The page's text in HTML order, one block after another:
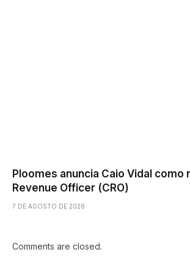
Ploomes anuncia Caio Vidal como
Revenue Officer (CRO)
7 DE AGOSTO DE 2026
Comments are closed.